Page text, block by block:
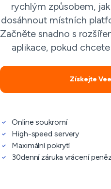
rychlým způsobem,
dosáhnout místních
Začněte snadno s
aplikace, pokud
Získejte
Online soukromí
High-speed servery
Maximální pokrytí
30denní záruka vrácení peněz